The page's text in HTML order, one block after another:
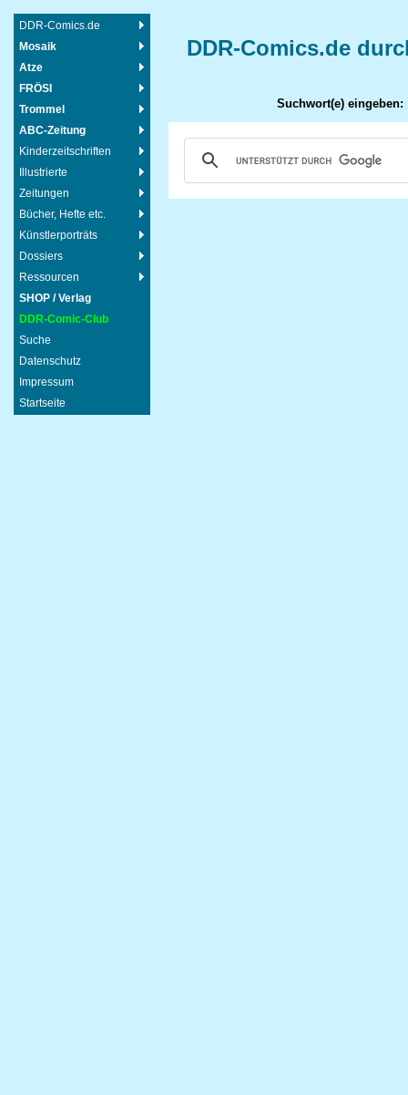
DDR-Comics.de
Suchwort(e) eingeben:
DDR-Comics.de
Mosaik
Atze
FRÖSI
Trommel
ABC-Zeitung
Kinderzeitschriften
Illustrierte
Zeitungen
Bücher, Hefte etc.
Künstlerporträts
Dossiers
Ressourcen
SHOP / Verlag
DDR-Comic-Club
Suche
Datenschutz
Impressum
Startseite